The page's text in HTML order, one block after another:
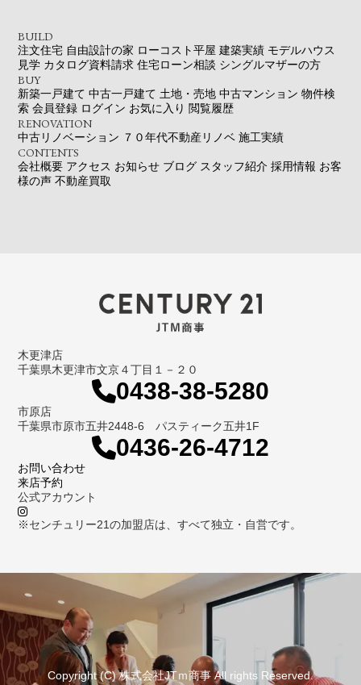
BUILD
注文住宅 自由設計の家 ローコスト平屋 建築実績 モデルハウス
見学 カタログ資料請求 住宅ローン相談 シングルマザーの方
BUY
新築一戸建て 中古一戸建て 土地・売地 中古マンション 物件検
索 会員登録 ログイン お気に入り 閲覧履歴
RENOVATION
中古リノベーション ７０年代不動産リノベ 施工実績
CONTENTS
会社概要 アクセス お知らせ ブログ スタッフ紹介 採用情報 お客
様の声 不動産買取
木更津店
千葉県木更津市文京４丁目１－２０
0438-38-5280
市原店
千葉県市原市五井2448-6 パスティーク五井1F
0436-26-4712
お問い合わせ
来店予約
公式アカウント
※センチュリー21の加盟店は、すべて独立・自営です。
Copyright (C) 株式会社JTｍ商事 All rights Reserved.